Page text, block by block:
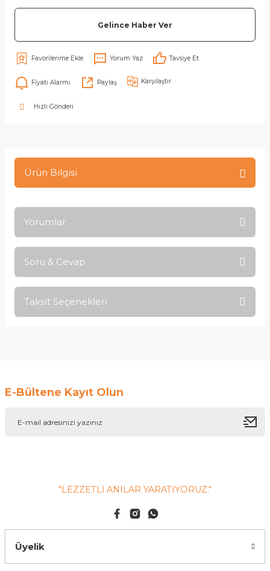
Gelince Haber Ver
Yorum Yaz Tavsiye Et
Fiyatı Alarmı Paylaş Karşılaştır
Hızlı Gönderi
Ürün Bilgisi
Yorumlar
Soru & Cevap
Taksit Seçenekleri
E-Bültene Kayıt Olun
"LEZZETLİ ANILAR YARATIYORUZ."
Üyelik